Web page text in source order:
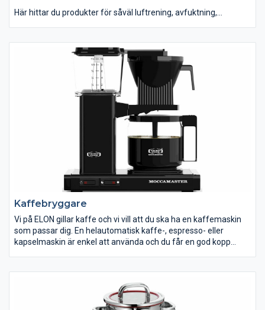
Här hittar du produkter för såväl luftrening, avfuktning,
Kaffebryggare
Vi på ELON gillar kaffe och vi vill att du ska ha en kaffemaskin
som passar dig. En helautomatisk kaffe-, espresso- eller
kapselmaskin är enkel att använda och du får en god kopp
Med hjälp av en kaffemaskin, espressomaskin eller
kapselmaskin kan du servera dig själv och dina gäster